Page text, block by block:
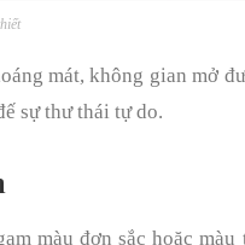
mát, không gian mở
sự thư thái tự do.
màu đơn sắc hoặc màu